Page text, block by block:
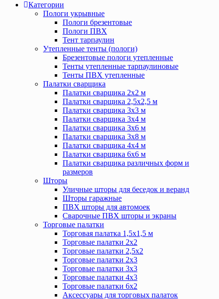
Категории
Пологи укрывные
Пологи брезентовые
Пологи ПВХ
Тент тарпаулин
Утепленные тенты (пологи)
Брезентовые пологи утепленные
Тенты утепленные тарпаулиновые
Тенты ПВХ утепленные
Палатки сварщика
Палатки сварщика 2х2 м
Палатки сварщика 2,5х2,5 м
Палатки сварщика 3х3 м
Палатки сварщика 3х4 м
Палатки сварщика 3х6 м
Палатки сварщика 3х8 м
Палатки сварщика 4х4 м
Палатки сварщика 6х6 м
Палатки сварщика различных форм и
размеров
Шторы
Уличные шторы для беседок и веранд
Шторы гаражные
ПВХ шторы для автомоек
Сварочные ПВХ шторы и экраны
Торговые палатки
Торговая палатка 1,5х1,5 м
Торговые палатки 2х2
Торговые палатки 2,5х2
Торговые палатки 2х3
Торговые палатки 3х3
Торговые палатки 4х3
Торговые палатки 6х2
Аксессуары для торговых палаток